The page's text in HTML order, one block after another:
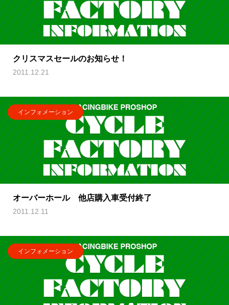
クリスマスセールのお知らせ！
2011.12.21
インフォメーション
オーバーホール 他店購入車受付終了
2011.12.11
インフォメーション